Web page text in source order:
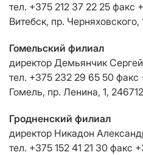
тел. +375 212 37 22 25 факс
Витебск, пр. Черняховского,
Гомельский филиал
директор Демьянчик
тел. +375 232 29 65 50 факс
Гомель, пр. Ленина, 1, 246712
Гродненский филиал
директор Никадон
тел. +375 152 41 21 30 факс